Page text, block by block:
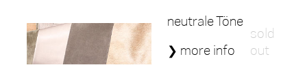
neutrale Töne
❯ more info
sold
out